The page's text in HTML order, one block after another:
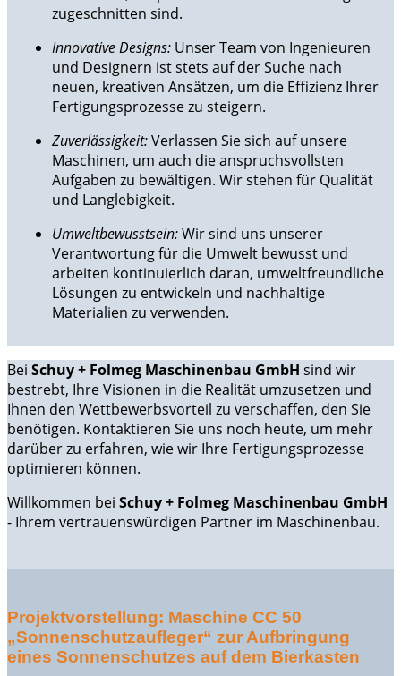
zugeschnitten sind.
Innovative Designs: Unser Team von Ingenieuren
und Designern ist stets auf der Suche nach
neuen, kreativen Ansätzen, um die Effizienz Ihrer
Fertigungsprozesse zu steigern.
Zuverlässigkeit:Verlassen Sie sich auf unsere
Maschinen, um auch die anspruchsvollsten
Aufgaben zu bewältigen. Wir stehen für Qualität
und Langlebigkeit.
Umweltbewusstsein:Wir sind uns unserer
Verantwortung für die Umwelt bewusst und
arbeiten kontinuierlich daran, umweltfreundliche
Lösungen zu entwickeln und nachhaltige
Materialien zu verwenden.
Bei Schuy + Folmeg Maschinenbau GmbH sind wir
bestrebt, Ihre Visionen in die Realität umzusetzen und
Ihnen den Wettbewerbsvorteil zu verschaffen, den Sie
benötigen. Kontaktieren Sie uns noch heute, um mehr
darüber zu erfahren, wie wir Ihre Fertigungsprozesse
optimieren können.
Willkommen bei Schuy + Folmeg Maschinenbau GmbH
- Ihrem vertrauenswürdigen Partner im Maschinenbau.
Projektvorstellung: Maschine CC 50
„Sonnenschutzaufleger“ zur Aufbringung
eines Sonnenschutzes auf dem Bierkasten